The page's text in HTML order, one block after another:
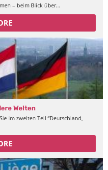
– beim Blick über…
Welten
im zweiten Teil “Deutschland,